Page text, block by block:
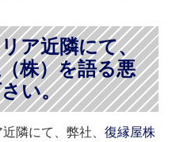
ア近隣にて、
株）を語る悪
い。
隣にて、弊社、復縁屋株